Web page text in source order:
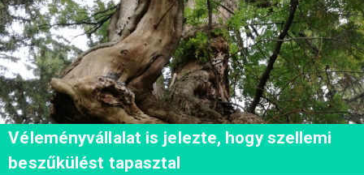
Véleményvállalat is jelezte, hogy szellemi
beszűkülést tapasztal